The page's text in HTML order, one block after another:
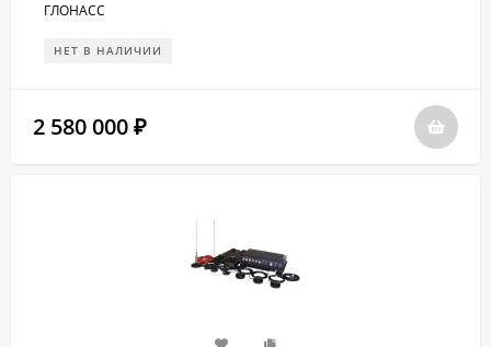
ГЛОНАСС
НЕТ В НАЛИЧИИ
2 580 000 ₽